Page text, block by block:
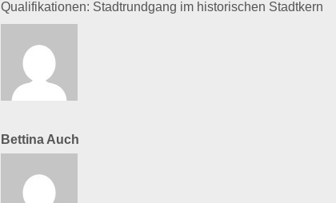
Qualifikationen: Stadtrundgang im historischen Stadtkern
Bettina Auch